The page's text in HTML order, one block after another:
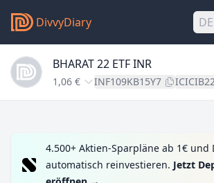
DivvyDiary DE
BHARAT 22 ETF INR
1,06 € INF109KB15Y7
4.500+ Aktien-Sparpläne ab 1€ und
automatisch reinvestieren. Jetzt